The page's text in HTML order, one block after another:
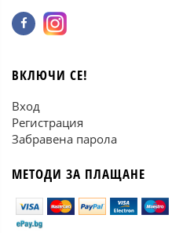
ВКЛЮЧИ СЕ!
Вход
Регистрация
Забравена парола
МЕТОДИ ЗА ПЛАЩАНЕ